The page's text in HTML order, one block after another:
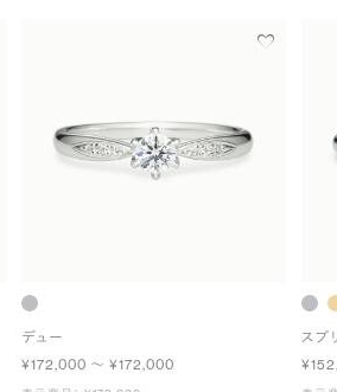
デュー
¥172,000 〜 ¥172,000
スプ